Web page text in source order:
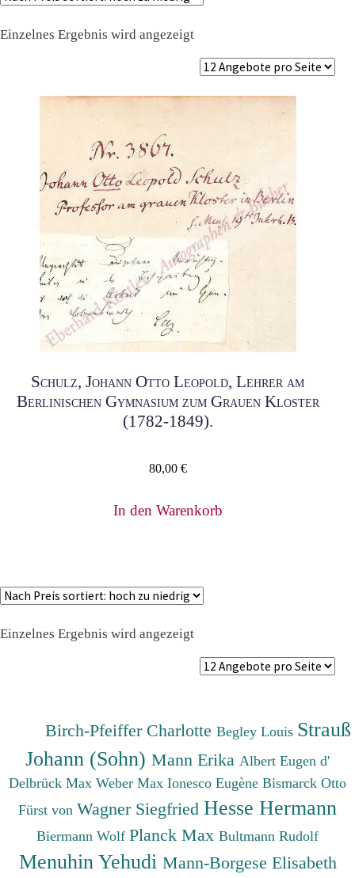
Einzelnes Ergebnis wird angezeigt
Schulz, Johann Otto Leopold, Lehrer am
Berlinischen Gymnasium zum Grauen Kloster
(1782-1849).
80,00 €
In den Warenkorb
Einzelnes Ergebnis wird angezeigt
Birch-Pfeiffer CharlotteBegley Louis Strauß
Johann (Sohn) Mann Erika Albert Eugen d'
Delbrück Max Weber Max Ionesco Eugène Bismarck Otto
Fürst von Wagner Siegfried Hesse Hermann
Biermann Wolf Planck Max Bultmann Rudolf
Menuhin Yehudi Mann-Borgese Elisabeth